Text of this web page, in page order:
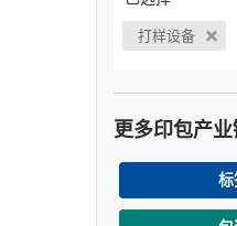
打样设备
更多印包产
标